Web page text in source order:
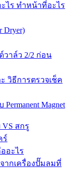
ะไร ทำหน้าที่อะไร
Dryer)
วาล์ว 2/2 ก่อน
วิธีการตรวจเช็ค
Magnet
สกรู
ร์
อะไร
ากเครื่องปั๊มลมที่